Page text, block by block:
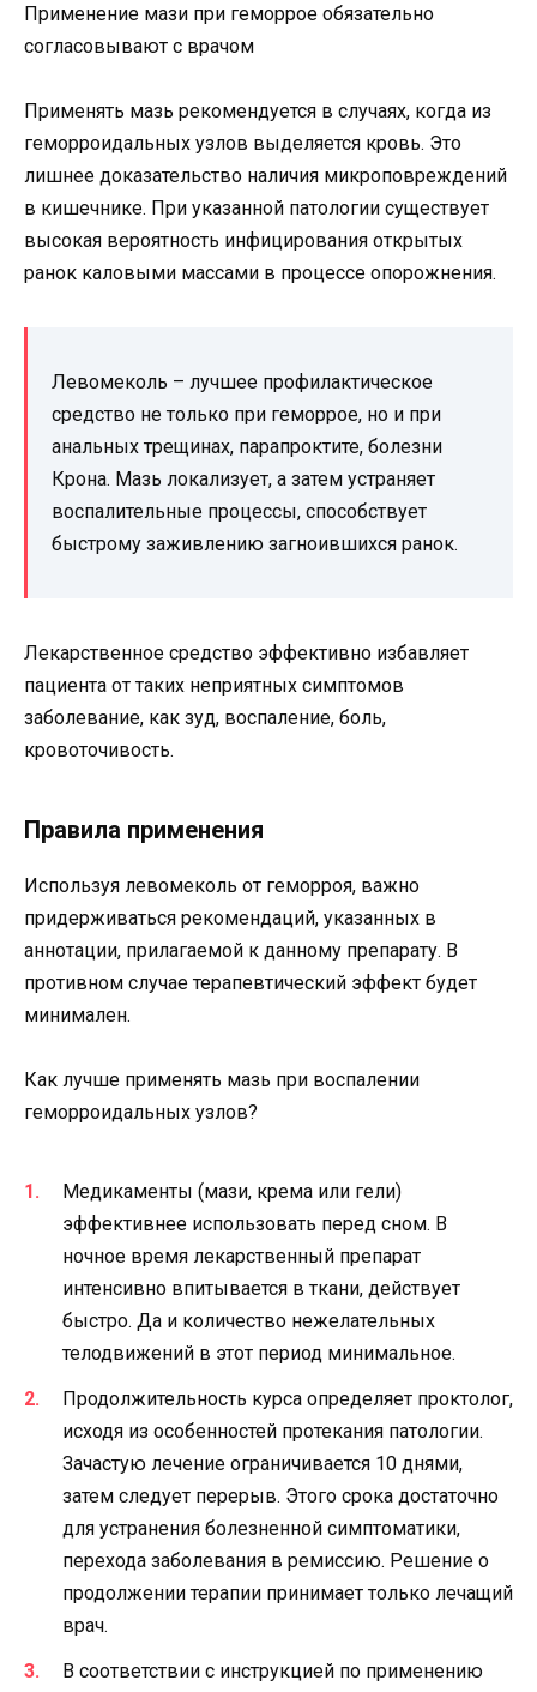
Применение мази при геморрое обязательно
согласовывают с врачом
Применять мазь рекомендуется в случаях, когда из
геморроидальных узлов выделяется кровь. Это
лишнее доказательство наличия микроповреждений
в кишечнике. При указанной патологии существует
высокая вероятность инфицирования открытых
ранок каловыми массами в процессе опорожнения.
Левомеколь – лучшее профилактическое
средство не только при геморрое, но и при
анальных трещинах, парапроктите, болезни
Крона. Мазь локализует, а затем устраняет
воспалительные процессы, способствует
быстрому заживлению загноившихся ранок.
Лекарственное средство эффективно избавляет
пациента от таких неприятных симптомов
заболевание, как зуд, воспаление, боль,
кровоточивость.
Правила применения
Используя левомеколь от геморроя, важно
придерживаться рекомендаций, указанных в
аннотации, прилагаемой к данному препарату. В
противном случае терапевтический эффект будет
минимален.
Как лучше применять мазь при воспалении
геморроидальных узлов?
Медикаменты (мази, крема или гели)
эффективнее использовать перед сном. В
ночное время лекарственный препарат
интенсивно впитывается в ткани, действует
быстро. Да и количество нежелательных
телодвижений в этот период минимальное.
Продолжительность курса определяет проктолог,
исходя из особенностей протекания патологии.
Зачастую лечение ограничивается 10 днями,
затем следует перерыв. Этого срока достаточно
для устранения болезненной симптоматики,
перехода заболевания в ремиссию. Решение о
продолжении терапии принимает только лечащий
врач.
В соответствии с инструкцией по применению